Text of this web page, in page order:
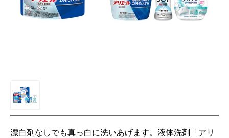
漂白剤なしでも真っ白に洗いあげます。液体洗剤「アリ